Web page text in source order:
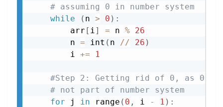
# assuming 0 in number system
while
( n > 0 ) :
        arr
[ i] = n % 26
        n
= int ( n // 26 )
        i
+= 1
#Step 2: Getting rid of 0, as 0 is
# not part of number system
for j in range ( 0 , i - 1 ) :